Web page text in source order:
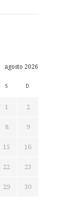
agosto 2026
S D
1 2
8 9
15 16
22 23
29 30